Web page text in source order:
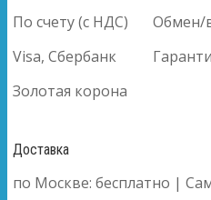
По счету (с НДС)
Visa, Сбербанк
Золотая корона
Обмен/
Доставка
по Москве: бесплатно |